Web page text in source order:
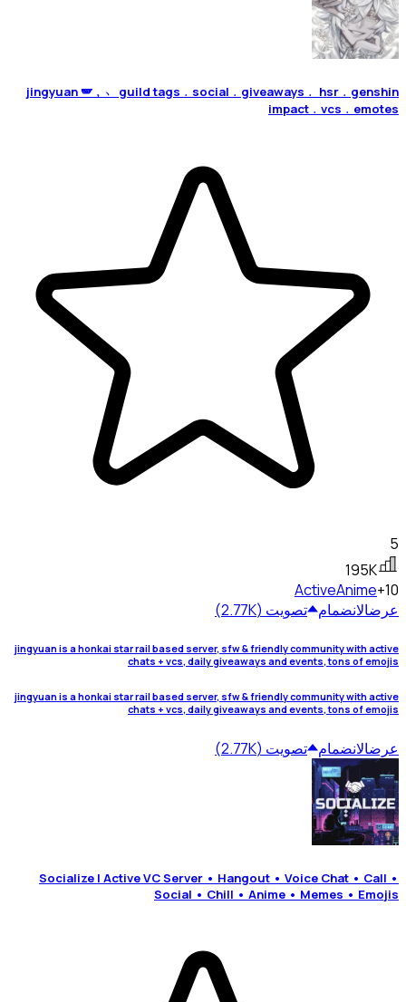
jingyuan 🪽﹐﹅ guild tags﹒social﹒giveaways﹒ hsr﹒genshin
impact﹒vcs﹒emotes
5
195K
ActiveAnime+10
عرضالانضمام تصويت (2.77K)
jingyuan is a honkai star rail based server, sfw & friendly community with active
chats + vcs, daily giveaways and events, tons of emojis
jingyuan is a honkai star rail based server, sfw & friendly community with active
chats + vcs, daily giveaways and events, tons of emojis
عرضالانضمام تصويت (2.77K)
Socialize | Active VC Server • Hangout • Voice Chat • Call •
Social • Chill • Anime • Memes • Emojis